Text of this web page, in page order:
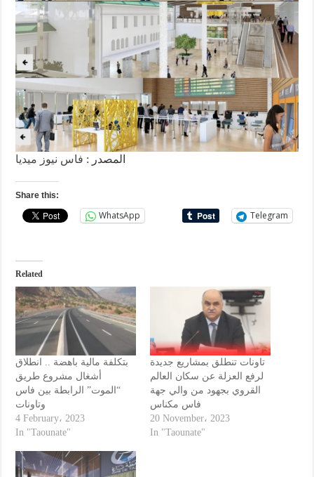
المصدر : فاس نيوز ميديا
Share this:
WhatsApp Telegram
Related
بتكلفة مالية باهضة .. انطلاق
أشغال مشروع طريق
“الموت” الرابطة بين فاس
وتاونات
4 February، 2023
In "Taounate"
تاونات تنطلق بمشاريع جديدة
لرفع العزلة عن سكان العالم
القروي بجهود من والي جهة
فاس مكناس
20 November، 2023
In "Taounate"